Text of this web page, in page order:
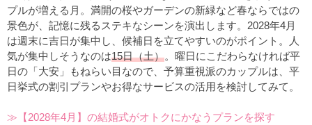
プルが増える月。満開の桜やガーデンの新緑など春ならではの
景色が、記憶に残るステキなシーンを演出します。2028年4月
は週末に吉日が集中し、候補日を立てやすいのがポイント。人
気が集中しそうなのは15日（土）。曜日にこだわらなければ平
日の「大安」もねらい目なので、予算重視派のカップルは、平
日挙式の割引プランやお得なサービスの活用を検討してみて。
≫【2028年4月】の結婚式がオトクにかなうプランを探す